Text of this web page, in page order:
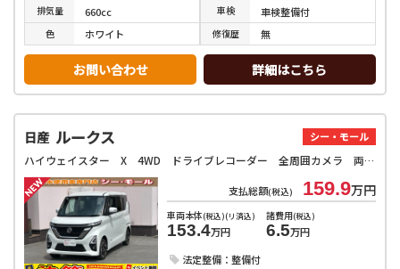
排気量 660cc 車検 車検整備付
色 ホワイト 修復歴 無
お問い合わせ 詳細はこちら
日産 ルークス シー・モール
ハイウェイスター X 4WD ドライブレコーダー 全周囲カメラ 両側スライド・片側電動 ナビ クリアランスソナー オートライト スマートキー アイドリングストップ 電動格納ミラー シートヒーター ベンチシート CVT
支払総額(税込) 159.9万円
車両本体(税込)(リ済込)
153.4万円
諸費用(税込)
6.5万円
法定整備：整備付